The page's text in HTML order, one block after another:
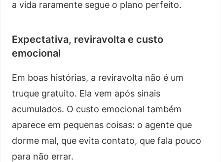
a vida raramente segue o plano perfeito.
Expectativa, reviravolta e custo
emocional
Em boas histórias, a reviravolta não é um
truque gratuito. Ela vem após sinais
acumulados. O custo emocional também
aparece em pequenas coisas: o agente que
dorme mal, que evita contato, que fala pouco
para não errar.